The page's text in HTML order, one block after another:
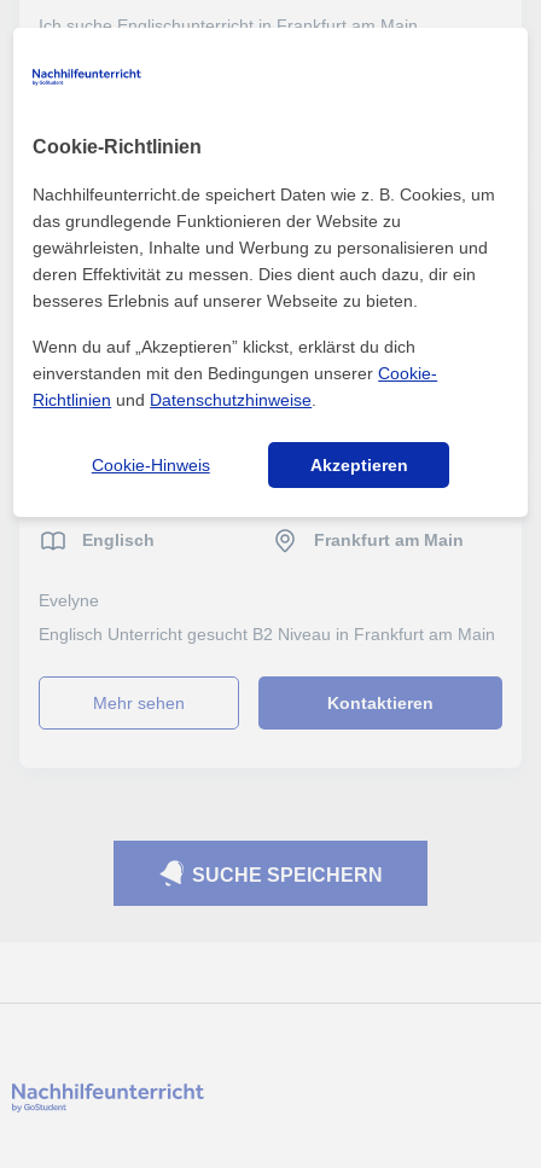
Ich suche Englischunterricht in Frankfurt am Main
Englisch
Sam
Mehr sehen
Englisch Frankfurt am Main
Evelyne
Englisch Unterricht gesucht B2 Niveau in Frankfurt am Main
Mehr sehen Kontaktieren
SUCHE SPEICHERN
Cookie-Richtlinien
Nachhilfeunterricht.de speichert Daten wie z. B. Cookies, um
das grundlegende Funktionieren der Website zu
gewährleisten, Inhalte und Werbung zu personalisieren und
deren Effektivität zu messen. Dies dient auch dazu, dir ein
besseres Erlebnis auf unserer Webseite zu bieten.
Wenn du auf „Akzeptieren” klickst, erklärst du dich
einverstanden mit den Bedingungen unsererCookie-
Richtlinien und Datenschutzhinweise
Cookie-Hinweis Akzeptieren